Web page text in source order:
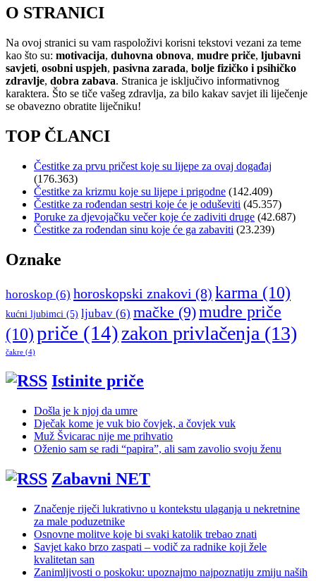
O STRANICI
Na ovoj stranici su vam raspoloživi korisni tekstovi vezani za teme
kao što su: motivacija, duhovna obnova, mudre priče, ljubavni
savjeti, osobni uspjeh, pasivna zarada, bolje fizičko i psihičko
zdravlje, dobra zabava. Stranica je isključivo informativnog
karaktera. Što se tiče vašeg zdravlja, za bilo kakav savjet ili liječenje
se obavezno obratite liječniku!
TOP ČLANCI
Čestitke za prvu pričest koje su lijepe za ovaj događaj
(176.363)
Čestitke za krizmu koje su lijepe i prigodne (142.409)
Čestitke za rođendan sestri koje će je oduševiti (45.357)
Poruke za djevojačku večer koje će zadiviti druge (42.687)
Čestitke za rođendan sinu koje će ga zabaviti (23.239)
Oznake
horoskop (6) horoskopski znakovi (8) karma (10)
kućni ljubimci (5) ljubav (6) mačke (9)mudre priče
(10)priče (14)zakon privlačenja (13)
čakre (4)
Istinite priče
Došla je k njoj da umre
Dječak kome je vuk bio čovjek, a čovjek vuk
Muž Švicarac nije me prihvatio
Oženio sam se radi “papira”, ali sam zavolio svoju ženu
Zabavni NET
Značenje riječi lukrativno u kontekstu ulaganja u nekretnine
za male poduzetnike
Osnovne molitve koje bi svaki katolik trebao znati
Savjet kako brzo zaspati – vodič za radnike koji žele
kvalitetan san
Zanimljivosti o poskoku: upoznajmo najpoznatiju zmiju naših